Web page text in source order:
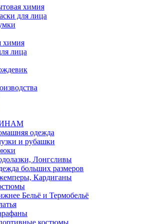
химия
для лица
химия
лица
одежда
и рубашки
Лонгсливы
больших размеров
Кардиганы
Бельё и Термобельё
костюмы